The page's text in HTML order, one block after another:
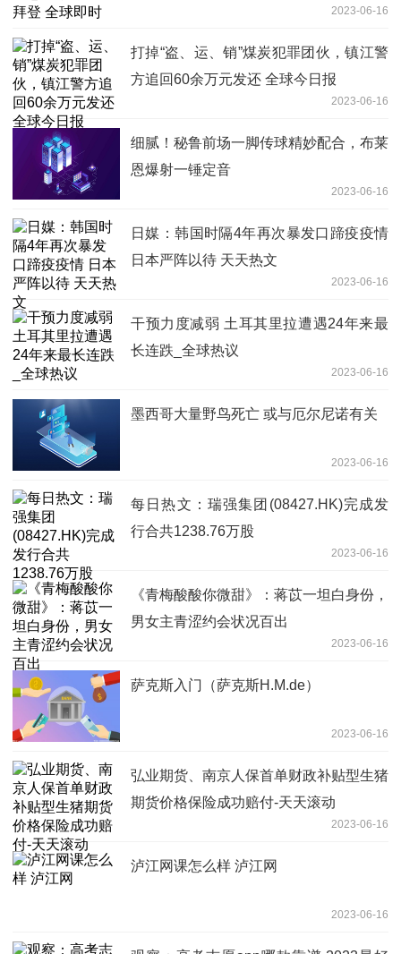
2023-06-16
打掉“盗、运、销”煤炭犯罪团伙，镇江警
方追回60余万元发还 全球今日报
2023-06-16
细腻！秘鲁前场一脚传球精妙配合，布莱
恩爆射一锤定音
2023-06-16
日媒：韩国时隔4年再次暴发口蹄疫疫情
日本严阵以待 天天热文
2023-06-16
干预力度减弱 土耳其里拉遭遇24年来最
长连跌_全球热议
2023-06-16
墨西哥大量野鸟死亡 或与厄尔尼诺有关
2023-06-16
每日热文：瑞强集团(08427.HK)完成发
行合共1238.76万股
2023-06-16
《青梅酸酸你微甜》：蒋苡一坦白身份，
男女主青涩约会状况百出
2023-06-16
萨克斯入门（萨克斯H.M.de）
2023-06-16
弘业期货、南京人保首单财政补贴型生猪
期货价格保险成功赔付-天天滚动
2023-06-16
泸江网课怎么样 泸江网
2023-06-16